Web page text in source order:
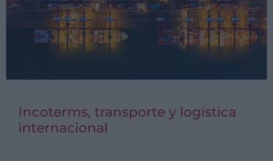
Incoterms, transporte y logística
internacional